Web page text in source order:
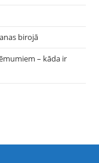
birojā
– kāda ir